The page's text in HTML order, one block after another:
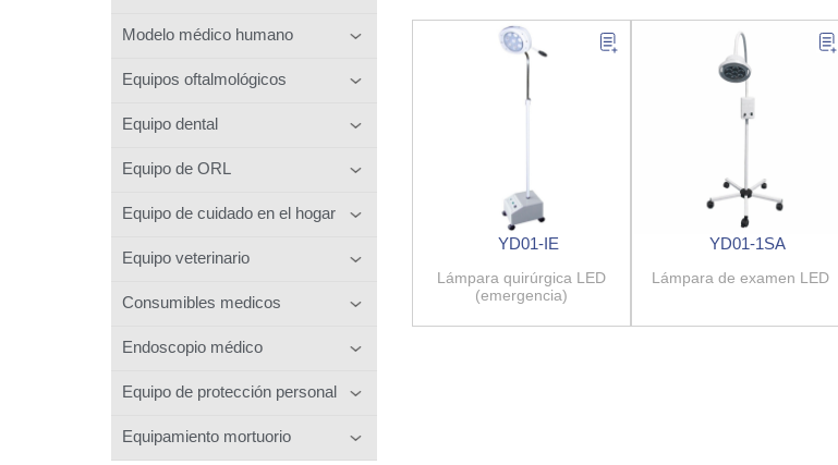
Modelo médico humano
Equipos oftalmológicos
Equipo dental
Equipo de ORL
Equipo de cuidado en el hogar
Equipo veterinario
Consumibles medicos
Endoscopio médico
Equipo de protección personal
Equipamiento mortuorio
YD01-IE
Lámpara quirúrgica LED
(emergencia)
YD01-1SA
Lámpara de examen LED